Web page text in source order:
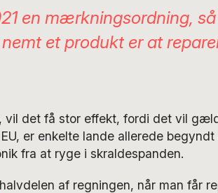
en mærkningsordning, så
et produkt er at
det få stor effekt, fordi det vil
er enkelte lande allerede
fra at ryge i skraldespanden.
af regningen, når man får